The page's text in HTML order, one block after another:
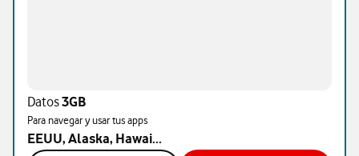
Datos3GB
Para navegar y usar tus apps
EEUU, Alaska, Hawai...